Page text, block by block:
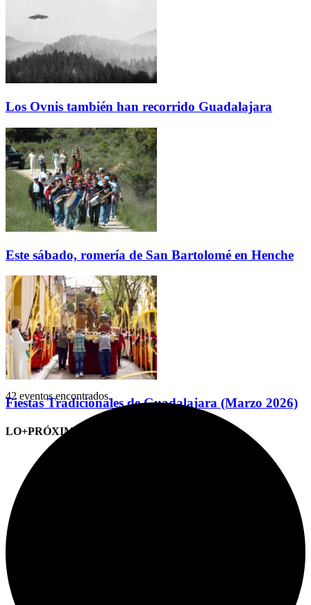
Los Ovnis también han recorrido Guadalajara
Este sábado, romería de San Bartolomé en Henche
Fiestas Tradicionales de Guadalajara (Marzo 2026)
LO+PRÓXIMO (CITAS)
42 eventos encontrados.